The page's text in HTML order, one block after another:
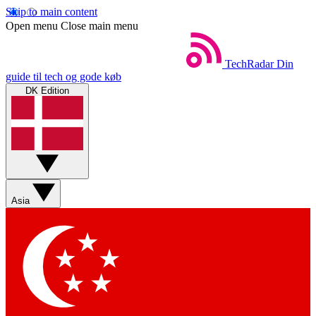
Skip to main content
Open menu Close main menu
TechRadar Din
guide til tech og gode køb
DK Edition
Asia